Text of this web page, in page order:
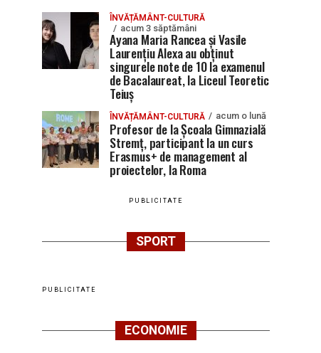
ÎNVĂȚĂMÂNT-CULTURĂ
acum 3 săptămâni
Ayana Maria Rancea și Vasile
Laurențiu Alexa au obținut
singurele note de 10 la examenul
de Bacalaureat, la Liceul Teoretic
Teiuș
ÎNVĂȚĂMÂNT-CULTURĂ acum o lună
Profesor de la Școala Gimnazială
Stremț, participant la un curs
Erasmus+ de management al
proiectelor, la Roma
PUBLICITATE
SPORT
PUBLICITATE
ECONOMIE